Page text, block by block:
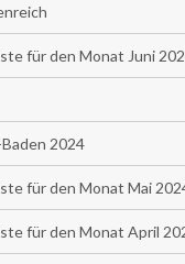
für den Monat Juni
2024
für den Monat Mai
für den Monat April